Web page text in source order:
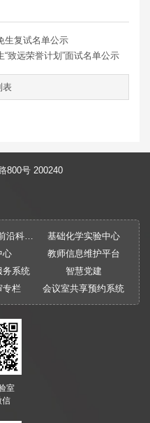
生复试名单公示
“致远荣誉计划”面试名单公示
表
800号 200240
变革性分子前沿科学中心
基础化学实验中心
心
教师信息维护平台
务系统
智慧党建
专栏 会议室共享预约系统
室
信